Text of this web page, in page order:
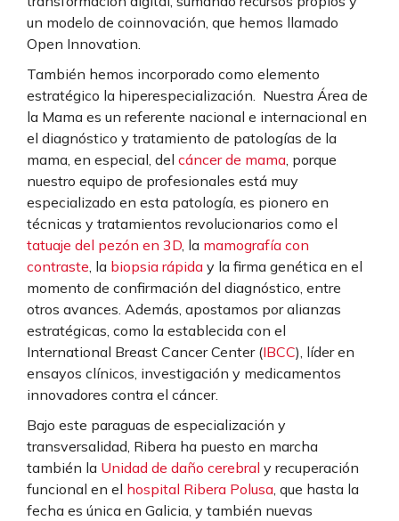
un modelo de coinnovación, que hemos llamado
Open Innovation.
También hemos incorporado como elemento
estratégico la hiperespecialización. Nuestra Área de
la Mama es un referente nacional e internacional en
el diagnóstico y tratamiento de patologías de la
mama, en especial, del cáncer de mama , porque
nuestro equipo de profesionales está muy
especializado en esta patología, es pionero en
técnicas y tratamientos revolucionarios como el
tatuaje del pezón en 3D , la mamografía con
contraste , la biopsia rápida y la firma genética en el
momento de confirmación del diagnóstico, entre
otros avances. Además, apostamos por alianzas
estratégicas, como la establecida con el
International Breast Cancer Center (IBCC), líder en
ensayos clínicos, investigación y medicamentos
innovadores contra el cáncer.
Bajo este paraguas de especialización y
transversalidad, Ribera ha puesto en marcha
también la Unidad de daño cerebral y recuperación
funcional en el hospital Ribera Polusa , que hasta la
fecha es única en Galicia, y también nuevas